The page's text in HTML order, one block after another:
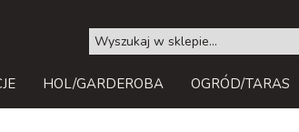
HOL/GARDEROBA OGRÓD/TARAS